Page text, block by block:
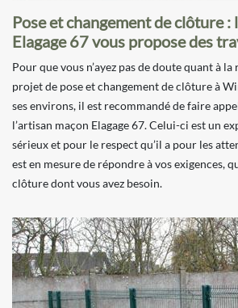
Pose et changement de clôture :
Elagage 67 vous propose des
Pour que vous n’ayez pas de doute quant à
projet de pose et changement de clôture à
ses environs, il est recommandé de faire
l’artisan maçon Elagage 67. Celui-ci est un
sérieux et pour le respect qu’il a pour les
est en mesure de répondre à vos exigences,
clôture dont vous avez besoin.